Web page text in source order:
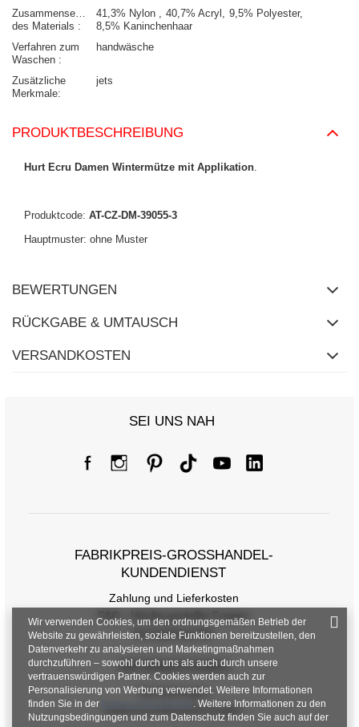
Zusammensetzung
des Materials
41,3% Nylon 40,7% Acryl
9,5% Polyester
8,5% Kaninchenhaar
Verfahren zum
Waschen
handwäsche
Zusätzliche
Merkmale
jets
PRODUKTBESCHREIBUNG
Hurt Ecru Damen Wintermütze mit Applikation.
Produktcode: AT-CZ-DM-39055-3
Hauptmuster: ohne Muster
BEWERTUNGEN
RÜCKGABE & UMTAUSCH
VERSANDKOSTEN
SEI UNS NAH
FABRIKPREIS-GROSSHANDEL-K
UNDENDIENST
Zahlung und Lieferkosten
FAQ - Häufig gestellte Fragen
Rückgabepolitik
INFORMATIONEN
Verordnungen
Datenschutzbestimmungen
Wir verwenden Cookies, um den ordnungsgemäßen Betrieb der
Website zu gewährleisten, soziale Funktionen bereitzustellen, den
Datenverkehr zu analysieren und Marketingmaßnahmen
durchzuführen – sowohl durch uns als auch durch unsere
vertrauenswürdigen Partner. Cookies werden auch zur
Personalisierung von Werbung verwendet. Weitere Informationen
finden Sie in der
Datenschutzrichtlinie. Weitere Informationen zu den
Nutzungsbedingungen und zum Datenschutz finden Sie auch auf der